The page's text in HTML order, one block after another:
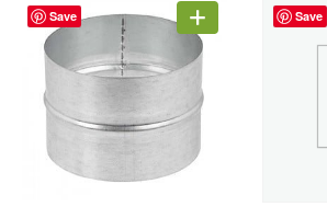
Save Save